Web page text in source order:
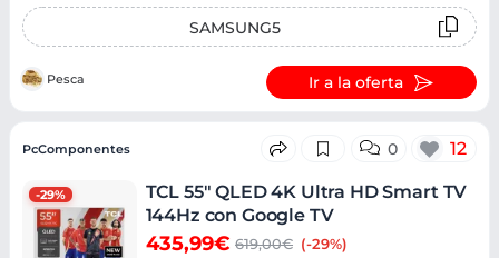
SAMSUNG5
Pesca Ir a la oferta
-29%
PcComponentes 0 12
TCL 55" QLED 4K Ultra HD Smart TV
144Hz con Google TV
435,99€ 619,00€ (-29%)